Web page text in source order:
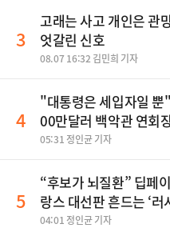
3
고래는 사고 개인은 관
엇갈린 신호
08.07 16:32 김민희 기자
4
"대통령은 세입자일
00만달러 백악관 연회
05:31 정인균 기자
5
“후보가 뇌질환” 딥페
랑스 대선판 흔드는 ‘러
04:01 정인균 기자